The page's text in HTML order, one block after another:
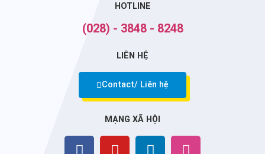
HOTLINE
(028) - 3848 - 8248
LIÊN HỆ
Contact/ Liên hệ
MẠNG XÃ HỘI